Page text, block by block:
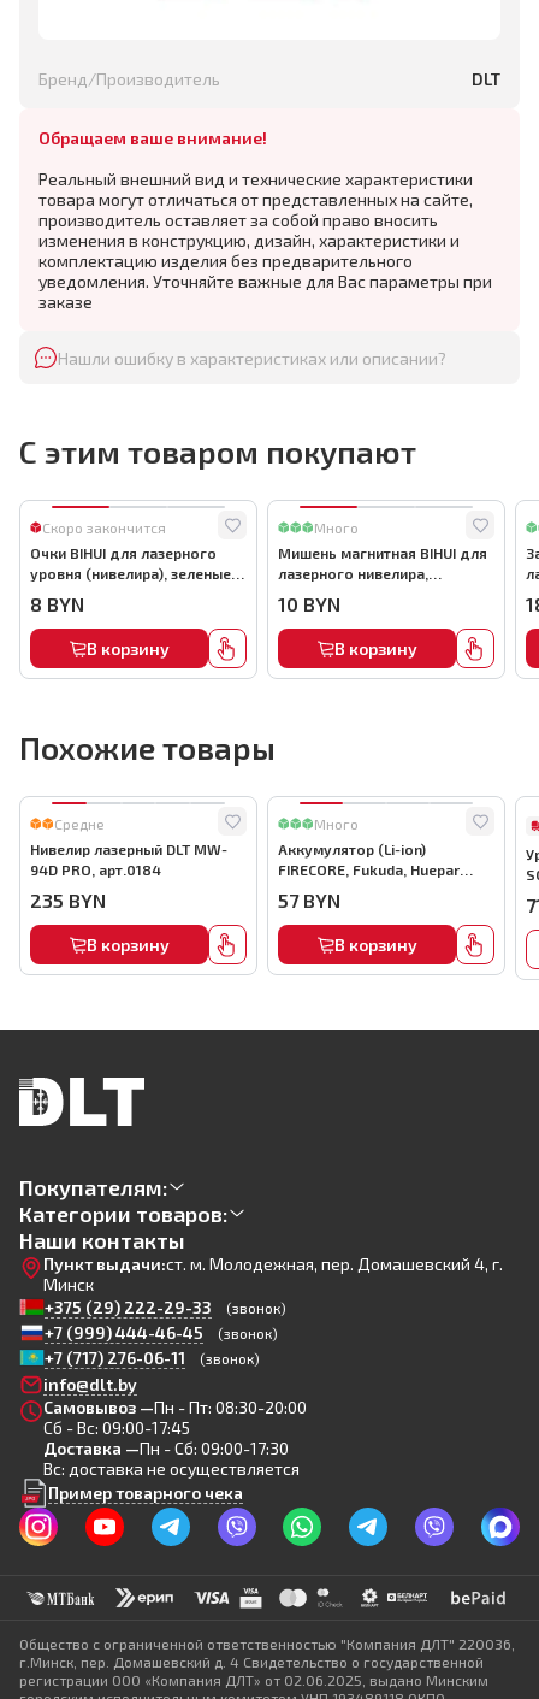
Бренд/Производитель DLT
Обращаем ваше внимание!
Реальный внешний вид и технические характеристики
товара могут отличаться от представленных на сайте,
производитель оставляет за собой право вносить
изменения в конструкцию, дизайн, характеристики и
комплектацию изделия без предварительного
уведомления. Уточняйте важные для Вас параметры при
заказе
Нашли ошибку в характеристиках или описании?
С этим товаром покупают
Скоро закончится
Очки BIHUI для лазерного
уровня (нивелира), зеленые,
8 BYN
В корзину
Много
Мишень магнитная BIHUI для
лазерного нивелира,
10 BYN
В корзину
Похожие товары
Средне
Нивелир лазерный DLT MW-
94D PRO, арт.0184
235 BYN
В корзину
Много
Аккумулятор (Li-ion)
FIRECORE, Fukuda, Huepar
57 BYN
В корзину
Покупателям:
Категории товаров:
Наши контакты
Пункт выдачи:ст. м. Молодежная, пер. Домашевский 4, г.
Минск
+375 (29) 222-29-33
(звонок)
+7 (999) 444-46-45 (звонок)
+7 (717) 276-06-11 (звонок)
info@dlt.by
Самовывоз —Пн - Пт: 08:30-20:00
Сб - Вс: 09:00-17:45
Доставка —Пн - Сб: 09:00-17:30
Вс: доставка не осуществляется
Пример товарного чека
Общество с ограниченной ответственностью "Компания ДЛТ" 220036,
г.Минск, пер. Домашевский д. 4 Свидетельство о государственной
регистрации ООО «Компания ДЛТ» от 02.06.2025, выдано Минским